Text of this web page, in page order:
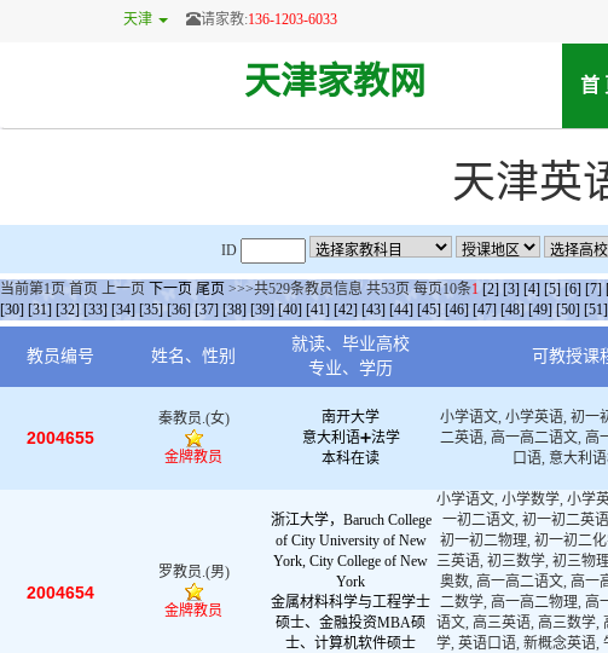
天津 请家教:136-1203-6033
天津家教网 首
天津英
ID
当前第1 页 首页 上一页 下一页 尾页 >>>共529条教员信息 共53页 每页10条1 [2] [3] [4] [5] [6] [7]
[30] [31] [32] [33] [34] [35] [36] [37] [38] [39] [40] [41] [42] [43] [44] [45] [46] [47] [48] [49] [50] [51]
教员编号 姓名、性别
就读、毕业高校
专业、学历
可教授课
2004655
秦教员.(女)
金牌教员
南开大学
意大利语➕法学
本科在读
小学语文, 小学英语, 初一
二英语, 高一高二语文, 高
口语, 意大利
2004654
罗教员.(男)
金牌教员
浙江大学，Baruch College
of City University of New
York, City College of New
York
金属材料科学与工程学士
硕士、金融投资MBA硕
士、计算机软件硕士
小学语文, 小学数学, 小学
一初二语文, 初一初二英
初一初二物理, 初一初二
三英语, 初三数学, 初三物
奥数, 高一高二语文, 高一
二数学, 高一高二物理, 高
语文, 高三英语, 高三数学,
学, 英语口语, 新概念英语,